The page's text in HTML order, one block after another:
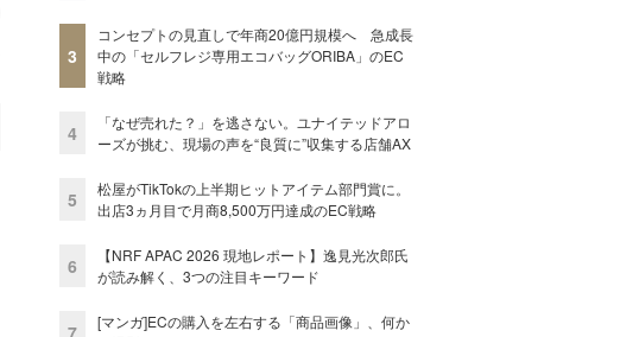
3
コンセプトの見直しで年商20億円規模へ 急成長
中の「セルフレジ専用エコバッグORIBA」のEC
戦略
4
「なぜ売れた？」を逃さない。ユナイテッドアロ
ーズが挑む、現場の声を“良質に”収集する店舗AX
5
松屋がTikTokの上半期ヒットアイテム部門賞に。
出店3ヵ月目で月商8,500万円達成のEC戦略
6
【NRF APAC 2026 現地レポート】逸見光次郎氏
が読み解く、3つの注目キーワード
7
[マンガ]ECの購入を左右する「商品画像」、何か